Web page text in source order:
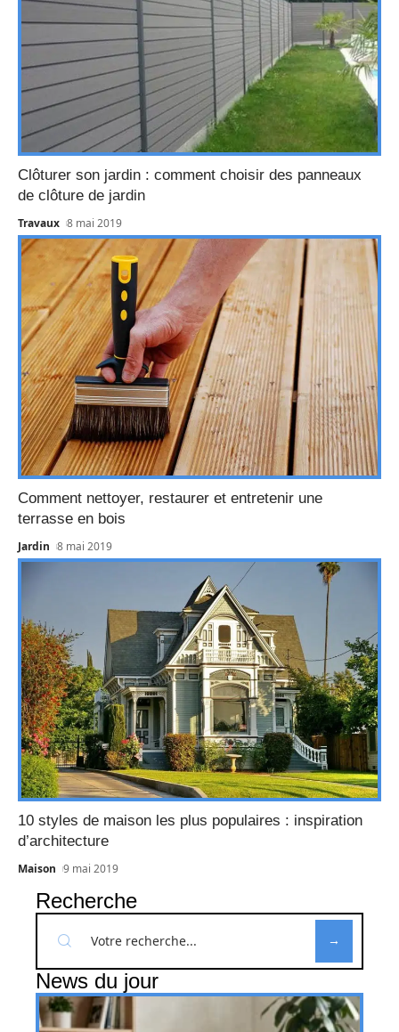
Clôturer son jardin : comment choisir des panneaux
de clôture de jardin
Travaux 8 mai 2019
Comment nettoyer, restaurer et entretenir une
terrasse en bois
Jardin 8 mai 2019
10 styles de maison les plus populaires : inspiration
d’architecture
Maison 9 mai 2019
Recherche
News du jour